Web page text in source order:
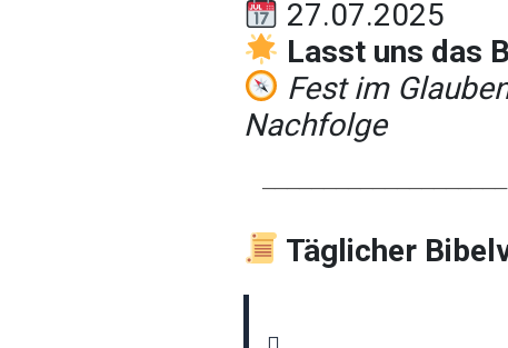
27.07.2025
Lasst uns das
Fest im
Nachfolge
Täglicher